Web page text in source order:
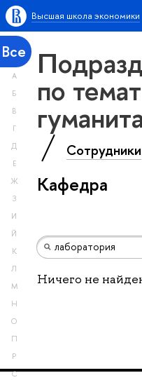
Высшая школа экономики
Все
А
Б
В
Г
Д
Е
Ж
З
И
Й
К
Л
М
Н
О
П
Р
С
по
Сотрудники
Кафедра
Ничего не